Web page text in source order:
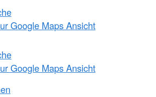
Google Maps Ansicht
Google Maps Ansicht